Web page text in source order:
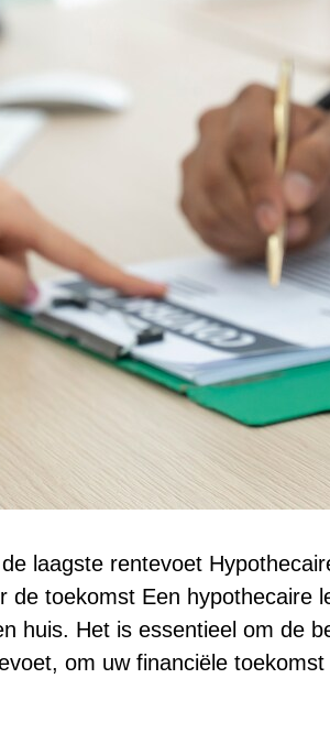
laagste rentevoet
de toekomst Een hypothecaire
huis. Het is essentieel om de
om uw financiële